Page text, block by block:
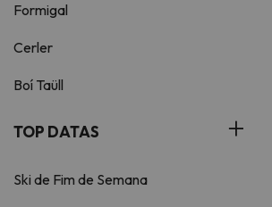
Formigal
Cerler
Boí Taüll
TOP DATAS
Ski de Fim de Semana